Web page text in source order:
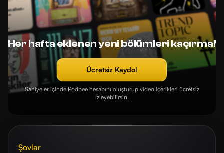
Her hafta eklenen yeni bölümleri kaçırma!
Ücretsiz Kaydol
Saniyeler içinde Podbee hesabını oluşturup video içerikleri ücretsiz
izleyebilirsin.
Şovlar